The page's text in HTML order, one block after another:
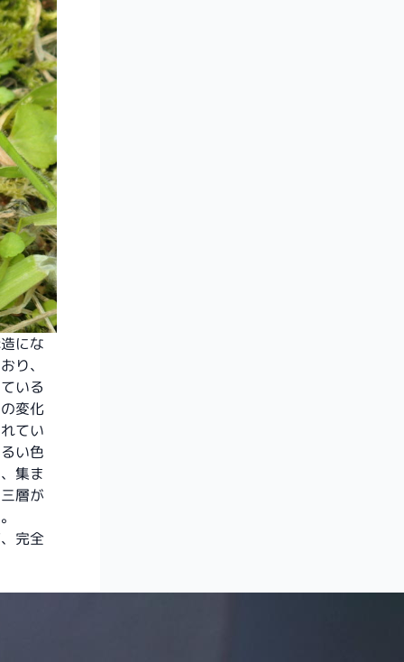
にな
り、
いる
変化
てい
い色
集ま
層が
完全